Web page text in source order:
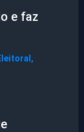
e faz
,